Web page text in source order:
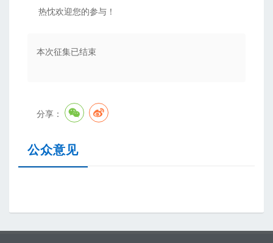
热忱欢迎您的参与！
本次征集已结束
分享：
公众意见